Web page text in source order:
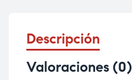
Descripción
Valoraciones (0)